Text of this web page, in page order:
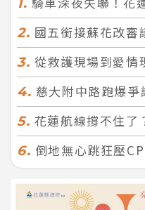
1.
2. 國五銜接蘇花改審議過關 拚明
3. 從救護現場到愛情現場！
4. 慈大附中路跑爆爭議！第
5. 花蓮航線撐不住了？載客僅2
6. 倒地無心跳狂壓CPR救回一命